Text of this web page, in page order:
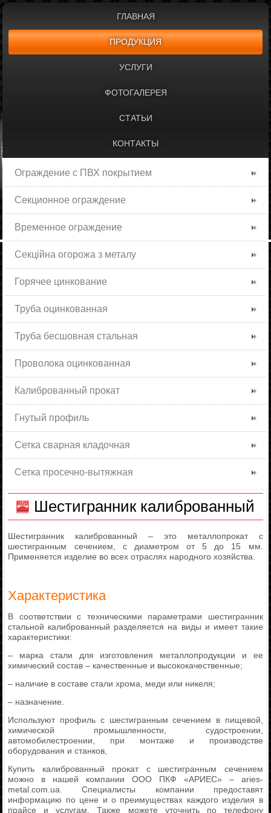
ГЛАВНАЯ
ПРОДУКЦИЯ
УСЛУГИ
ФОТОГАЛЕРЕЯ
СТАТЬИ
КОНТАКТЫ
Ограждение с ПВХ покрытием
Секционное ограждение
Временное ограждение
Секційна огорожа з металу
Горячее цинкование
Труба оцинкованная
Труба бесшовная стальная
Проволока оцинкованная
Калиброванный прокат
Гнутый профиль
Сетка сварная кладочная
Сетка просечно-вытяжная
Шестигранник калиброванный
Шестигранник калиброванный – это металлопрокат с
шестигранным сечением, с диаметром от 5 до 15 мм.
Применяется изделие во всех отраслях народного хозяйства.
Характеристика
В соответствии с техническими параметрами шестигранник
стальной калиброванный разделяется на виды и имеет такие
характеристики:
– марка стали для изготовления металлопродукции и ее
химический состав – качественные и высококачественные;
– наличие в составе стали хрома, меди или никеля;
– назначение.
Используют профиль с шестигранным сечением в пищевой,
химической промышленности, судостроении,
автомобилестроении, при монтаже и производстве
оборудования и станков,
Купить калиброванный прокат с шестигранным сечением
можно в нашей компании ООО ПКФ «АРИЕС» – aries-
metal.com.ua. Специалисты компании предоставят
информацию по цене и о преимуществах каждого изделия в
прайсе и услугам. Также можете уточнить по телефону